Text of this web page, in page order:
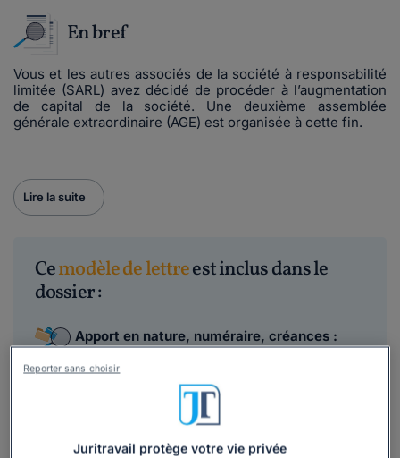
En bref
Vous et les autres associés de la société à responsabilité
limitée (SARL) avez décidé de procéder à l’augmentation
de capital de la société. Une deuxième assemblée
générale extraordinaire (AGE) est organisée à cette fin.
Lire la suite
Cemodèle de lettreest inclus dans le
dossier :
Apport en nature, numéraire, créances :
de capital
utilisateurs ont consulté ce dossier
Juritravail protège votre vie privée
Reporter sans choisir